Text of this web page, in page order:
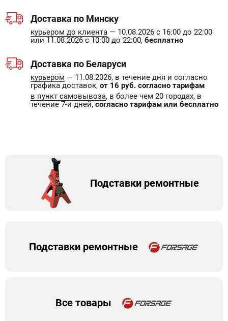
Доставка по Минску
курьером до клиента — 10.08.2026 с 16:00 до 22:00
или 11.08.2026 с 10:00 до 22:00, бесплатно
Доставка по Беларуси
курьером — 11.08.2026, в течение дня и согласно
графика доставок, от 16 руб. согласно тарифам
в пункт самовывоза, в более чем 20 городах, в
течение 7-и дней, согласно тарифам или бесплатно
Подставки ремонтные
Подставки ремонтные
Все товары